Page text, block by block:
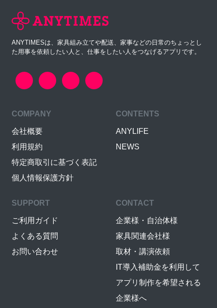
ANYTIMESは、家具組み立てや配送、家事などの日常のちょっとし
た用事を依頼したい人と、仕事をしたい人をつなげるアプリです。
COMPANY
会社概要
利用規約
特定商取引に基づく表記
個人情報保護方針
CONTENTS
ANYLIFE
NEWS
SUPPORT
ご利用ガイド
よくある質問
お問い合わせ
CONTACT
企業様・自治体様
家具関連会社様
取材・講演依頼
IT導入補助金を利用して
アプリ制作を希望される
企業様へ